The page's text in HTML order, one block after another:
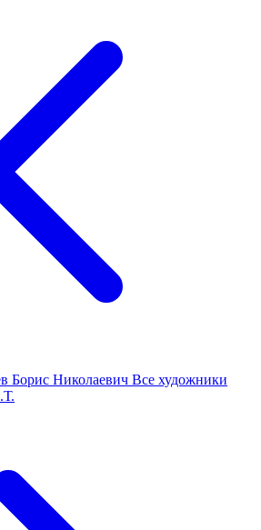
Борис Николаевич Все художники